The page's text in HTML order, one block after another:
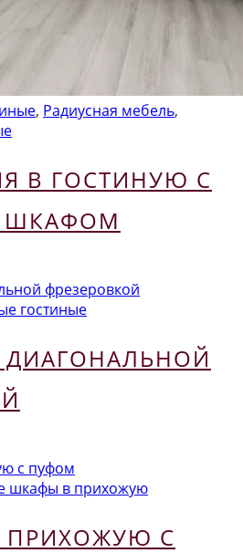
, Радиусная мебель,
В ГОСТИНУЮ С
ШКАФОМ
гостиные
шкафы в прихожую
ПРИХОЖУЮ С